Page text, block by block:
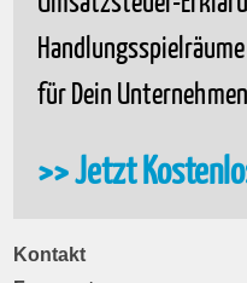
für Dein
>> Jetzt
Kontakt